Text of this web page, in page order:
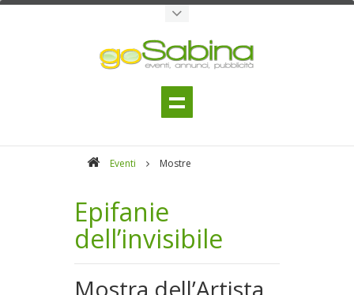
Eventi Mostre
Epifanie
dell’invisibile
Mostra dell’Artista